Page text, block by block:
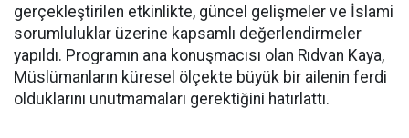
gerçekleştirilen etkinlikte, güncel gelişmeler ve İslami
sorumluluklar üzerine kapsamlı değerlendirmeler
yapıldı. Programın ana konuşmacısı olan Rıdvan Kaya,
Müslümanların küresel ölçekte büyük bir ailenin ferdi
olduklarını unutmamaları gerektiğini hatırlattı.